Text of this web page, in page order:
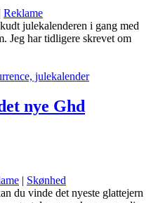
Reklame
julekalenderen i gang med
Jeg har tidligere skrevet om
nye Ghd
| Skønhed
du vinde det nyeste glattejern